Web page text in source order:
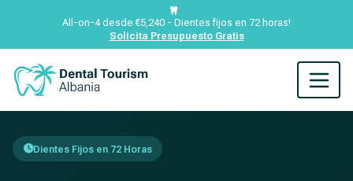
All-on-4 desde €5,240 - Dientes fijos en 72 horas!
Solicita Presupuesto Gratis
Dientes Fijos en 72 Horas